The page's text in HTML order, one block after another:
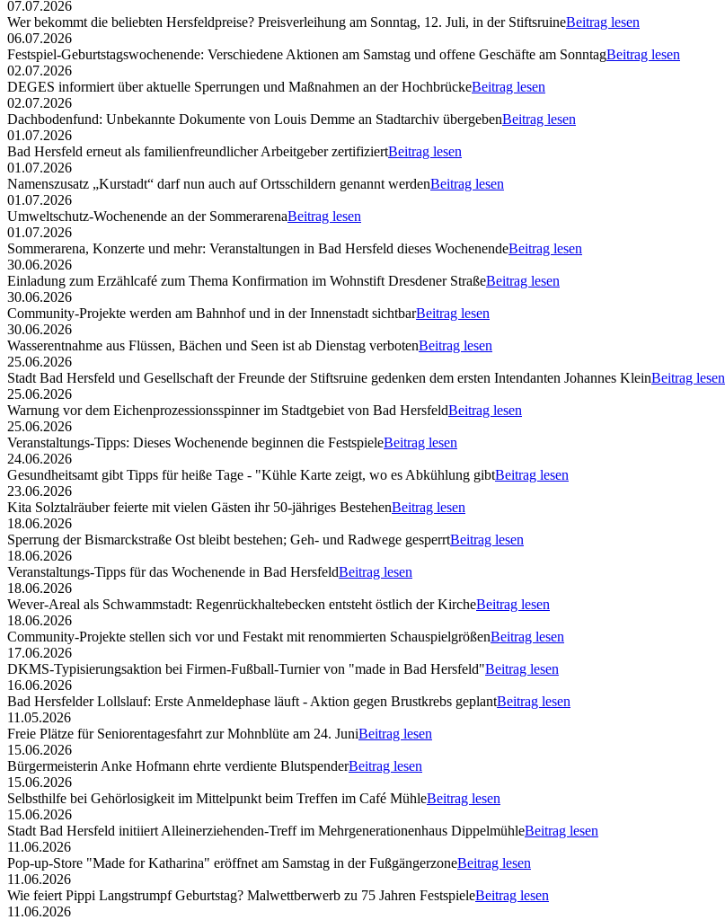
07.07.2026
Wer bekommt die beliebten Hersfeldpreise? Preisverleihung am Sonntag, 12. Juli, in der StiftsruineBeitrag lesen
06.07.2026
Festspiel-Geburtstagswochenende: Verschiedene Aktionen am Samstag und offene Geschäfte am SonntagBeitrag lesen
02.07.2026
DEGES informiert über aktuelle Sperrungen und Maßnahmen an der HochbrückeBeitrag lesen
02.07.2026
Dachbodenfund: Unbekannte Dokumente von Louis Demme an Stadtarchiv übergebenBeitrag lesen
01.07.2026
Bad Hersfeld erneut als familienfreundlicher Arbeitgeber zertifiziertBeitrag lesen
01.07.2026
Namenszusatz „Kurstadt“ darf nun auch auf Ortsschildern genannt werdenBeitrag lesen
01.07.2026
Umweltschutz-Wochenende an der SommerarenaBeitrag lesen
01.07.2026
Sommerarena, Konzerte und mehr: Veranstaltungen in Bad Hersfeld dieses WochenendeBeitrag lesen
30.06.2026
Einladung zum Erzählcafé zum Thema Konfirmation im Wohnstift Dresdener StraßeBeitrag lesen
30.06.2026
Community-Projekte werden am Bahnhof und in der Innenstadt sichtbarBeitrag lesen
30.06.2026
Wasserentnahme aus Flüssen, Bächen und Seen ist ab Dienstag verbotenBeitrag lesen
25.06.2026
Stadt Bad Hersfeld und Gesellschaft der Freunde der Stiftsruine gedenken dem ersten Intendanten Johannes KleinBeitrag lesen
25.06.2026
Warnung vor dem Eichenprozessionsspinner im Stadtgebiet von Bad HersfeldBeitrag lesen
25.06.2026
Veranstaltungs-Tipps: Dieses Wochenende beginnen die FestspieleBeitrag lesen
24.06.2026
Gesundheitsamt gibt Tipps für heiße Tage - "Kühle Karte zeigt, wo es Abkühlung gibtBeitrag lesen
23.06.2026
Kita Solztalräuber feierte mit vielen Gästen ihr 50-jähriges BestehenBeitrag lesen
18.06.2026
Sperrung der Bismarckstraße Ost bleibt bestehen; Geh- und Radwege gesperrtBeitrag lesen
18.06.2026
Veranstaltungs-Tipps für das Wochenende in Bad HersfeldBeitrag lesen
18.06.2026
Wever-Areal als Schwammstadt: Regenrückhaltebecken entsteht östlich der KircheBeitrag lesen
18.06.2026
Community-Projekte stellen sich vor und Festakt mit renommierten SchauspielgrößenBeitrag lesen
17.06.2026
DKMS-Typisierungsaktion bei Firmen-Fußball-Turnier von "made in Bad Hersfeld"Beitrag lesen
16.06.2026
Bad Hersfelder Lollslauf: Erste Anmeldephase läuft - Aktion gegen Brustkrebs geplantBeitrag lesen
11.05.2026
Freie Plätze für Seniorentagesfahrt zur Mohnblüte am 24. JuniBeitrag lesen
15.06.2026
Bürgermeisterin Anke Hofmann ehrte verdiente BlutspenderBeitrag lesen
15.06.2026
Selbsthilfe bei Gehörlosigkeit im Mittelpunkt beim Treffen im Café MühleBeitrag lesen
15.06.2026
Stadt Bad Hersfeld initiiert Alleinerziehenden-Treff im Mehrgenerationenhaus DippelmühleBeitrag lesen
11.06.2026
Pop-up-Store "Made for Katharina" eröffnet am Samstag in der FußgängerzoneBeitrag lesen
11.06.2026
Wie feiert Pippi Langstrumpf Geburtstag? Malwettberwerb zu 75 Jahren FestspieleBeitrag lesen
11.06.2026